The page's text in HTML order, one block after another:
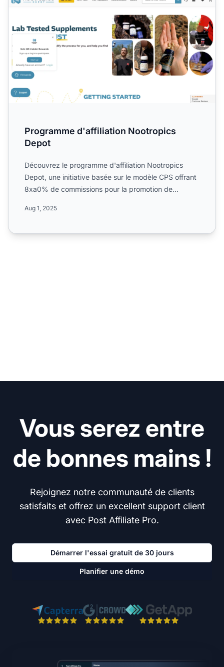
Programme d'affiliation Nootropics
Depot
Découvrez le programme d'affiliation Nootropics
Depot, une initiative basée sur le modèle CPS offrant
8xa0% de commissions pour la promotion de
Aug 1, 2025
Vous serez entre
de bonnes mains !
Rejoignez notre communauté de clients
satisfaits et offrez un excellent support client
avec Post Affiliate Pro.
Démarrer l'essai gratuit de 30 jours
Planifier une démo